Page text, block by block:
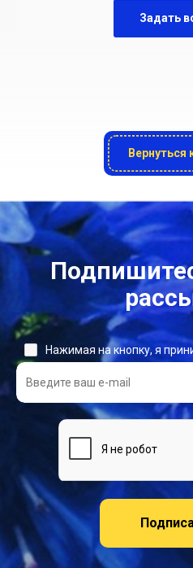
Задать
Вернуться
Нажимая на кнопку, я